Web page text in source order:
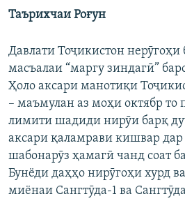
Таърихчаи Роғун
Давлати Тоҷикистон нерӯгоҳи
масъалаи “маргу зиндагӣ”
Ҳоло аксари манотиқи
– маъмулан аз моҳи октябр то
лимити шадиди нирӯи барқ
аксари қаламрави кишвар
шабонарӯз ҳамагӣ чанд соат
Бунёди даҳҳо нирӯгоҳи хурд
миёнаи Сангтӯда-1 ва